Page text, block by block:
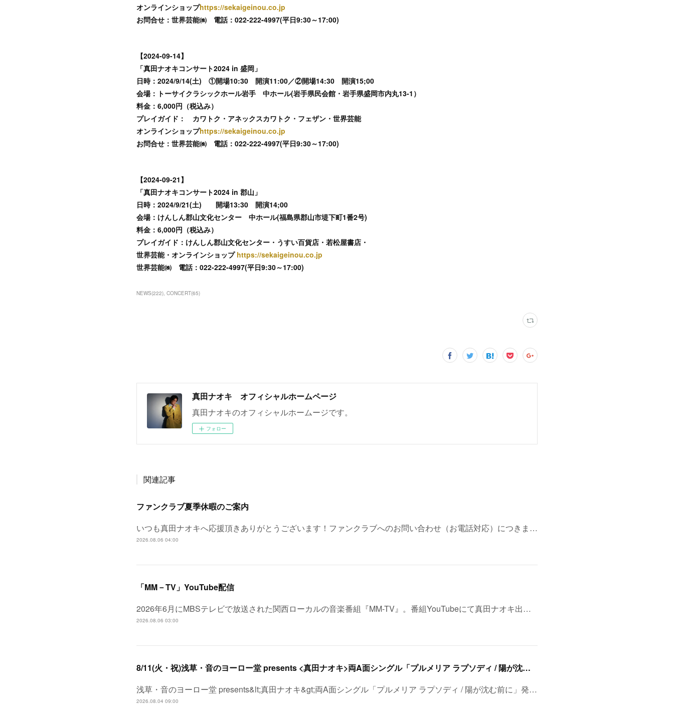
オンラインショップhttps://sekaigeinou.co.jp
お問合せ：世界芸能㈱ 電話：022-222-4997(平日9:30～17:00)
【2024-09-14】
「真田ナオキコンサート2024 in 盛岡」
日時：2024/9/14(土) ①開場10:30 開演11:00／②開場14:30 開演15;00
会場：トーサイクラシックホール岩手 中ホール(岩手県民会館・岩手県盛岡市内丸13-1）
料金：6,000円（税込み）
プレイガイド： カワトク・アネックスカワトク・フェザン・世界芸能
オンラインショップhttps://sekaigeinou.co.jp
お問合せ：世界芸能㈱ 電話：022-222-4997(平日9:30～17:00)
【2024‐09‐21】
「真田ナオキコンサート2024 in 郡山」
日時：2024/9/21(土) 開場13:30 開演14;00
会場：けんしん郡山文化センター 中ホール(福島県郡山市堤下町1番2号)
料金：6,000円（税込み）
プレイガイド：けんしん郡山文化センター・うすい百貨店・若松屋書店・
世界芸能・オンラインショップ https://sekaigeinou.co.jp
世界芸能㈱ 電話：022-222-4997(平日9:30～17:00)
NEWS(222) CONCERT(65)
真田ナオキ オフィシャルホームページ
真田ナオキのオフィシャルホームージです。
フォロー
関連記事
ファンクラブ夏季休暇のご案内
いつも真田ナオキへ応援頂きありがとうございます！ファンクラブへのお問い合わせ（お電話対応）につきま…
2026.08.06 04:00
「MM－TV」YouTube配信
2026年6月にMBSテレビで放送された関西ローカルの音楽番組『MM-TV』。番組YouTubeにて真田ナオキ出…
2026.08.06 03:00
8/11(火・祝)浅草・音のヨーロー堂 presents <真田ナオキ>両A面シングル「プルメリア ラプソディ / 陽が沈む前に…」発売記念 スペシャルイベント開催決定！
浅草・音のヨーロー堂 presents&lt;真田ナオキ&gt;両A面シングル「プルメリア ラプソディ / 陽が沈む前に」発…
2026.08.04 09:00